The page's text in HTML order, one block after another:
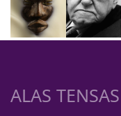
ALAS TENSAS